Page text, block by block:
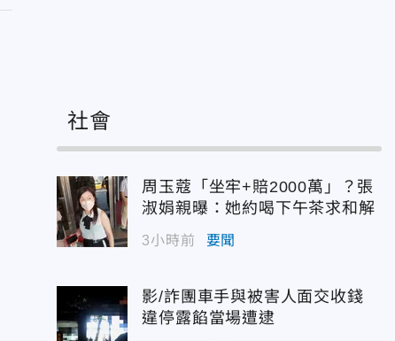
社會
周玉蔻「坐牢+賠2000萬」？張
淑娟親曝：她約喝下午茶求和解
3小時前 要聞
影/詐團車手與被害人面交收錢
違停露餡當場遭逮